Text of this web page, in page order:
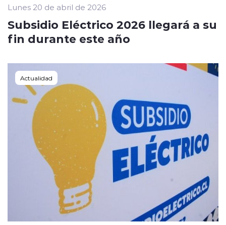
Lunes 20 de abril de 2026
Subsidio Eléctrico 2026 llegará a su
fin durante este año
Actualidad